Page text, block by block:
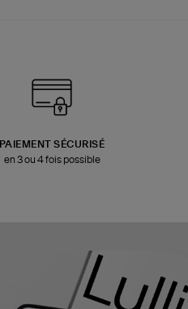
PAIEMENT SÉCURISÉ
en 3 ou 4 fois possible